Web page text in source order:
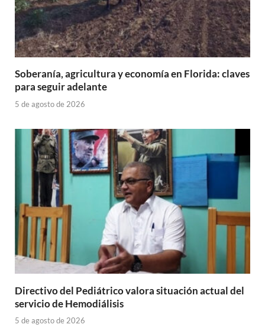
Soberanía, agricultura y economía en Florida: claves
para seguir adelante
5 de agosto de 2026
Directivo del Pediátrico valora situación actual del
servicio de Hemodiálisis
5 de agosto de 2026